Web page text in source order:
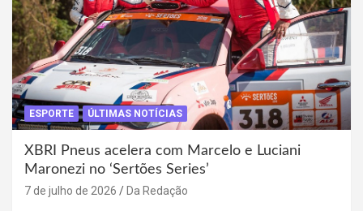
ESPORTE ÚLTIMAS NOTÍCIAS
XBRI Pneus acelera com Marcelo e Luciani
Maronezi no ‘Sertões Series’
7 de julho de 2026 Da Redação